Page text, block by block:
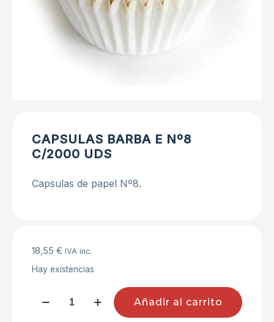
CAPSULAS BARBA E Nº8
C/2000 UDS
Capsulas de papel Nº8.
18,55 € IVA inc.
Hay existencias
BARBA
Añadir al carrito